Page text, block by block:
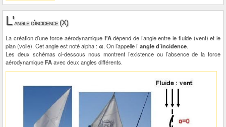
L'angle d'incidence (X)
La création d’une force aérodynamique FAdépend de l’angle entre le fluide (vent) et le
plan (voile). Cet angle est noté alpha : α. On l’appelle l’angle d’incidence.
Les deux schémas ci-dessous nous montrent l’existence ou l’absence de la force
aérodynamiqueFAavec deux angles différents.